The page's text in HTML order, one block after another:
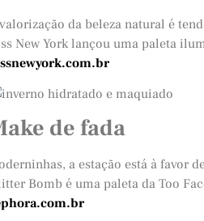
da beleza natural é
New York lançou uma paleta
de fada
a estação está à favor
Bomb é uma paleta da Too